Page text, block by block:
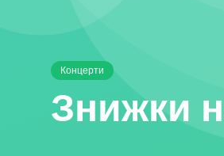
Концерти
Знижки